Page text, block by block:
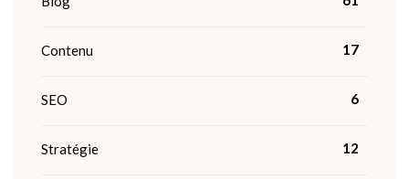
Contenu 17
SEO 6
Stratégie 12